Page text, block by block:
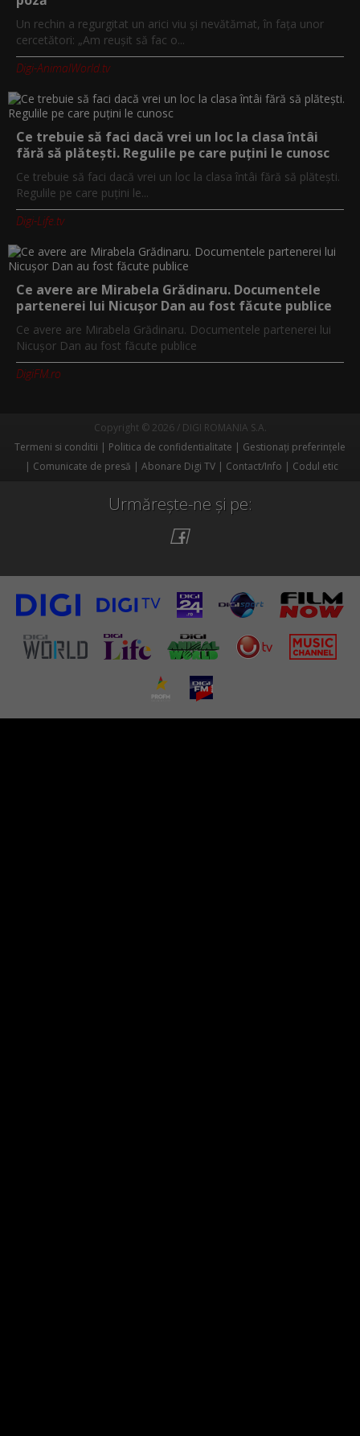
Un rechin a regurgitat un arici viu și nevătămat, în fața unor
cercetători: „Am reușit să fac o...
Digi-AnimalWorld.tv
Ce trebuie să faci dacă vrei un loc la clasa întâi
fără să plătești. Regulile pe care puțini le cunosc
Ce trebuie să faci dacă vrei un loc la clasa întâi fără să plătești.
Regulile pe care puțini le...
Digi-Life.tv
Ce avere are Mirabela Grădinaru. Documentele
partenerei lui Nicușor Dan au fost făcute publice
Ce avere are Mirabela Grădinaru. Documentele partenerei lui
Nicușor Dan au fost făcute publice
DigiFM.ro
Copyright © 2026 / DIGI ROMANIA S.A.
Termeni si conditii
Politica de confidentialitate
Gestionați preferințele
Comunicate de presă
Abonare Digi TV Contact/Info Codul etic
Urmărește-ne și pe: